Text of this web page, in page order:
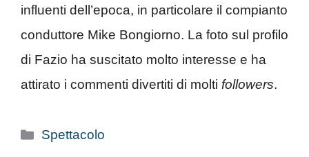
influenti dell’epoca, in particolare il compianto
conduttore Mike Bongiorno. La foto sul profilo
di Fazio ha suscitato molto interesse e ha
attirato i commenti divertiti di molti followers.
Categorie
Spettacolo